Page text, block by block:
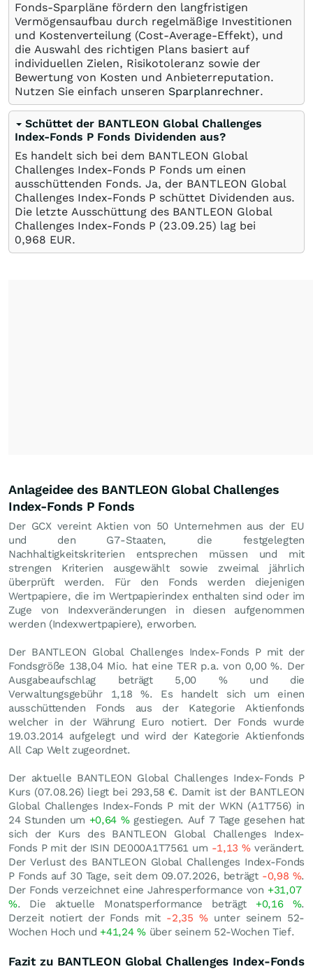
Fonds-Sparpläne fördern den langfristigen
Vermögensaufbau durch regelmäßige Investitionen
und Kostenverteilung (Cost-Average-Effekt), und
die Auswahl des richtigen Plans basiert auf
individuellen Zielen, Risikotoleranz sowie der
Bewertung von Kosten und Anbieterreputation.
Nutzen Sie einfach unseren Sparplanrechner.
Schüttet der BANTLEON Global Challenges
Index-Fonds P Fonds Dividenden aus?
Es handelt sich bei dem BANTLEON Global
Challenges Index-Fonds P Fonds um einen
ausschüttenden Fonds. Ja, der BANTLEON Global
Challenges Index-Fonds P schüttet Dividenden aus.
Die letzte Ausschüttung des BANTLEON Global
Challenges Index-Fonds P (23.09.25) lag bei
0,968 EUR.
Anlageidee des BANTLEON Global Challenges
Index-Fonds P Fonds
Der GCX vereint Aktien von 50 Unternehmen aus der EU
und den G7-Staaten, die festgelegten
Nachhaltigkeitskriterien entsprechen müssen und mit
strengen Kriterien ausgewählt sowie zweimal jährlich
überprüft werden. Für den Fonds werden diejenigen
Wertpapiere, die im Wertpapierindex enthalten sind oder im
Zuge von Indexveränderungen in diesen aufgenommen
werden (Indexwertpapiere), erworben.
Der BANTLEON Global Challenges Index-Fonds P mit der
Fondsgröße 138,04 Mio. hat eine TER p.a. von 0,00 %. Der
Ausgabeaufschlag beträgt 5,00 % und die
Verwaltungsgebühr 1,18 %. Es handelt sich um einen
ausschüttenden Fonds aus der Kategorie Aktienfonds
welcher in der Währung Euro notiert. Der Fonds wurde
19.03.2014 aufgelegt und wird der Kategorie Aktienfonds
All Cap Welt zugeordnet.
Der aktuelle BANTLEON Global Challenges Index-Fonds P
Kurs (07.08.26) liegt bei 293,58 €. Damit ist der BANTLEON
Global Challenges Index-Fonds P mit der WKN (A1T756) in
24 Stunden um +0,64 %gestiegen. Auf 7 Tage gesehen hat
sich der Kurs des BANTLEON Global Challenges Index-
Fonds P mit der ISIN DE000A1T7561 um -1,13%verändert.
Der Verlust des BANTLEON Global Challenges Index-Fonds
P Fonds auf 30 Tage, seit dem 09.07.2026, beträgt -0,98 %.
Der Fonds verzeichnet eine Jahresperformance von +31,07
%. Die aktuelle Monatsperformance beträgt +0,16 %.
Derzeit notiert der Fonds mit -2,35 %unter seinem 52-
Wochen Hoch und +41,24%über seinem 52-Wochen Tief.
Fazit zu BANTLEON Global Challenges Index-Fonds